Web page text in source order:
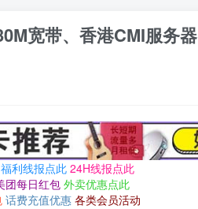
宽带、香港CMI服务器
福利线报点此 24H线报点此
团每日红包 外卖优惠点此
话费充值优惠 各类会员活动